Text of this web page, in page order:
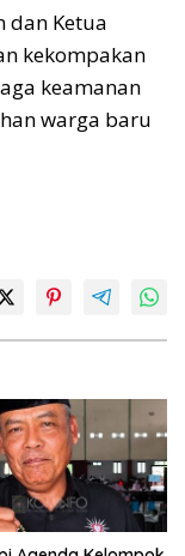
dan Ketua
kekompakan
keamanan
warga baru